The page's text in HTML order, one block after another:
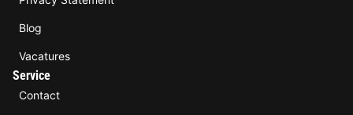
Blog
Vacatures
Service
Contact